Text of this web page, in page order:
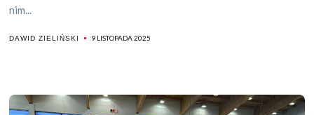
nim...
DAWID ZIELIŃSKI 9 LISTOPADA 2025